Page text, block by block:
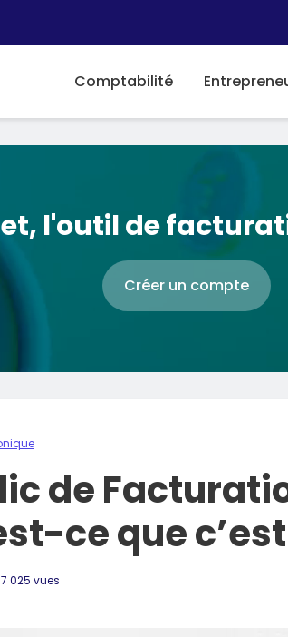
Comptabilité
l'outil de
Créer un compte
de
ce que
7 025 vues